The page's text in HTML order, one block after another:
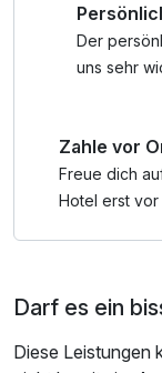
hin, dann können
„Teekanne”
um die
erkunden.
Zahlreiche
benachbarte
Der
uns sehr
Zahle vor
Freue dich
Hotel erst vor
Darf es ein
Diese Leistungen